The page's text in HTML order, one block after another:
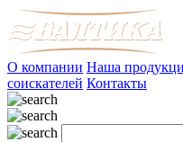
О компании Наша
соискателей Контакты